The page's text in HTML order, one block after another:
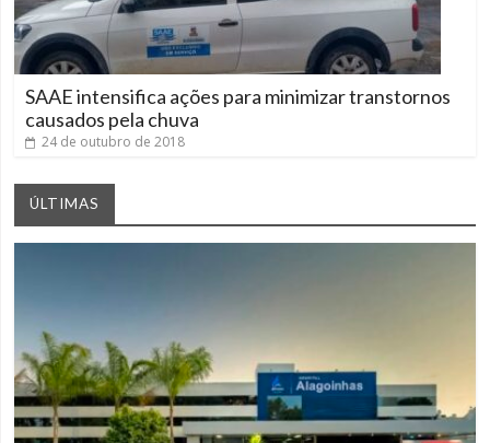
SAAE intensifica ações para minimizar transtornos
causados pela chuva
24 de outubro de 2018
ÚLTIMAS